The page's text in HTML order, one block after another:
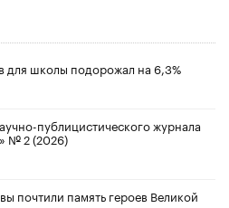
для школы подорожал на 6,3%
публицистического журнала
№ 2 (2026)
почтили память героев Великой